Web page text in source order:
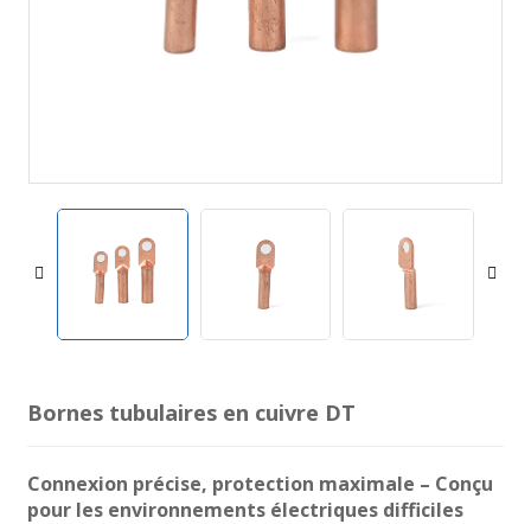
Bornes tubulaires en cuivre DT
Connexion précise, protection maximale – Conçu
pour les environnements électriques difficiles